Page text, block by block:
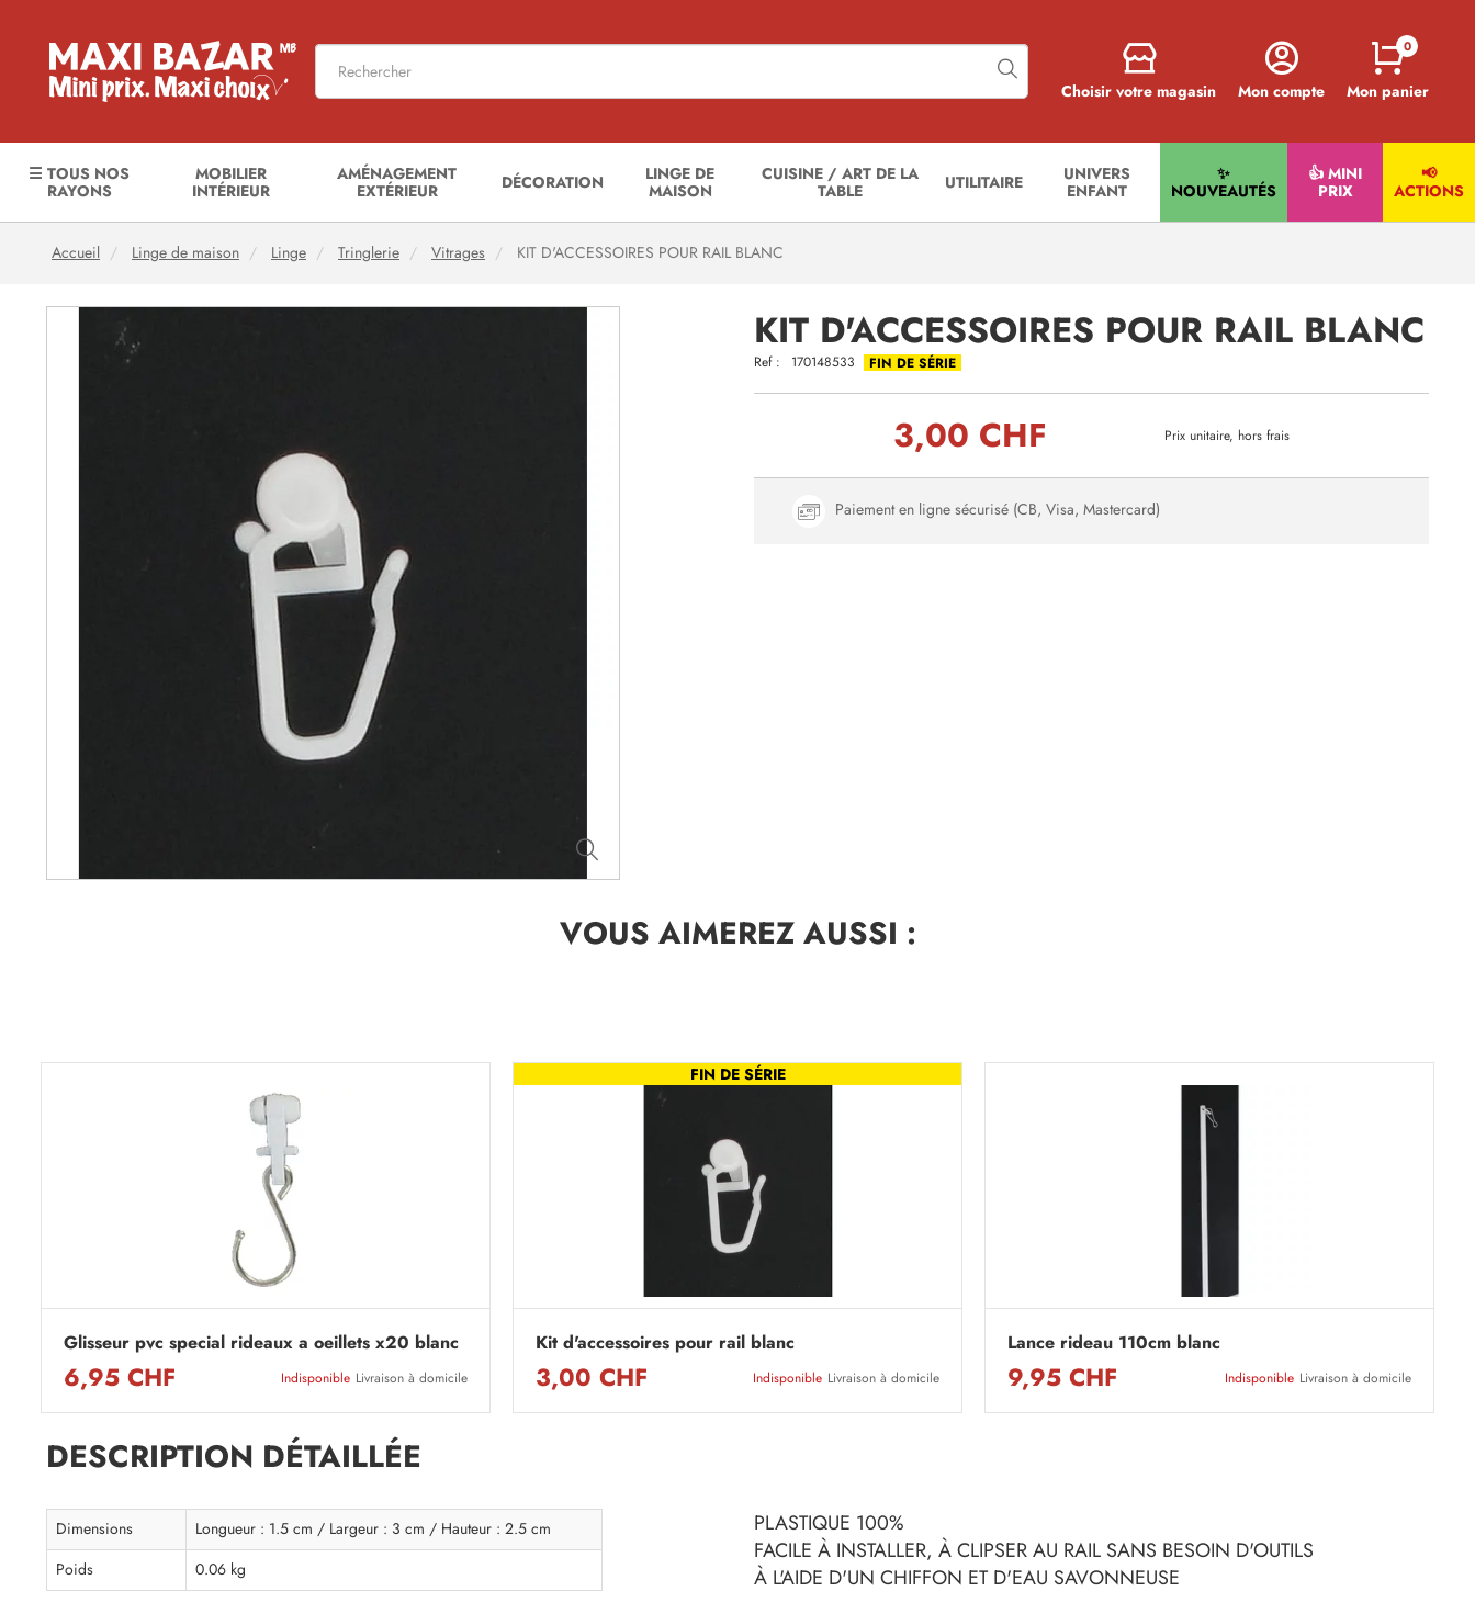
Choisir votre magasin Mon compte Mon panier
0
☰ TOUS NOS
RAYONS
MOBILIER
INTÉRIEUR
AMÉNAGEMENT
EXTÉRIEUR
DÉCORATION
LINGE DE
MAISON
CUISINE / ART DE LA
TABLE
UTILITAIRE
UNIVERS
ENFANT
✨
NOUVEAUTÉS
👍 MINI
PRIX
📢
ACTIONS
Accueil Linge de maison Linge Tringlerie Vitrages KIT D'ACCESSOIRES POUR RAIL BLANC
KIT D'ACCESSOIRES POUR RAIL BLANC
Ref : 170148533 FIN DE SÉRIE
3,00 CHF Prix unitaire, hors frais
Paiement en ligne sécurisé (CB, Visa, Mastercard)
VOUS AIMEREZAUSSI :
Glisseur pvc special rideaux a oeillets x20 blanc
6,95 CHF Indisponible Livraison à domicile
FIN DE SÉRIE
Kit d'accessoires pour rail blanc
3,00 CHF Indisponible Livraison à domicile
Lance rideau 110cm blanc
9,95 CHF Indisponible Livraison à domicile
DESCRIPTION DÉTAILLÉE
Dimensions
Longueur : 1.5 cm / Largeur : 3 cm / Hauteur : 2.5 cm
Poids
0.06 kg
PLASTIQUE 100%
FACILE À INSTALLER, À CLIPSER AU RAIL SANS BESOIN D'OUTILS
À L'AIDE D'UN CHIFFON ET D'EAU SAVONNEUSE